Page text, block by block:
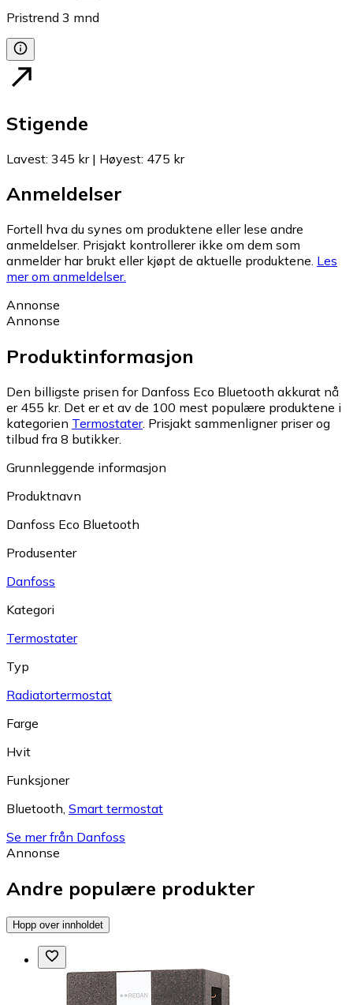
Pristrend 3 mnd
Stigende
Lavest: 345 kr| Høyest: 475 kr
Anmeldelser
Fortell hva du synes om produktene eller lese andre
anmeldelser. Prisjakt kontrollerer ikke om dem som
anmelder har brukt eller kjøpt de aktuelle produktene. Les
mer om anmeldelser.
Annonse
Annonse
Produktinformasjon
Den billigste prisen for Danfoss Eco Bluetooth akkurat nå
er 455 kr. Det er et av de 100 mest populære produktene i
kategorien Termostater. Prisjakt sammenligner priser og
tilbud fra 8 butikker.
Grunnleggende informasjon
Produktnavn
Danfoss Eco Bluetooth
Produsenter
Danfoss
Kategori
Termostater
Typ
Radiatortermostat
Farge
Hvit
Funksjoner
Bluetooth, Smart termostat
Se mer från Danfoss
Annonse
Andre populære produkter
Hopp over innholdet